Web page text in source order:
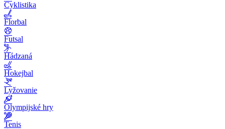
Cyklistika
Florbal
Futsal
Hádzaná
Hokejbal
Lyžovanie
Olympijské hry
Tenis